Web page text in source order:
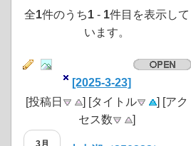
全1件のうち1 - 1件目を表示して
います。
[2025-3-23]
[投稿日
] [タイトル
] [アク
セス数
]
3月